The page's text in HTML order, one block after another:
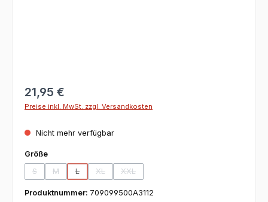
21,95 €
Preise inkl. MwSt. zzgl. Versandkosten
Nicht mehr verfügbar
Größeauswählen
S
(Diese Option ist zurzeit nicht verfügbar.)
M
(Diese Option ist zurzeit nicht verfügbar.)
L
(Diese Option ist zurzeit nicht verfügbar.)
XL
(Diese Option ist zurzeit nicht verfügbar.)
XXL
(Diese Option ist zurzeit nicht verfügbar.)
Produktnummer: 709099500A3112